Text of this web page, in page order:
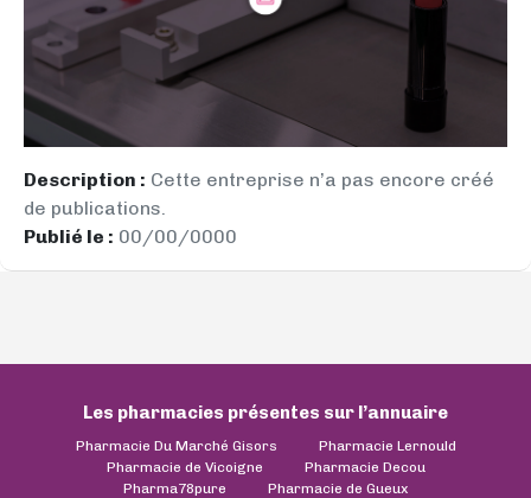
Description : Cette entreprise n’a pas encore créé
de publications.
Publié le : 00/00/0000
Les pharmacies présentes sur l’annuaire
Pharmacie Du Marché Gisors
Pharmacie Lernould
Pharmacie de Vicoigne
Pharmacie Decou
Pharma78pure
Pharmacie de Gueux